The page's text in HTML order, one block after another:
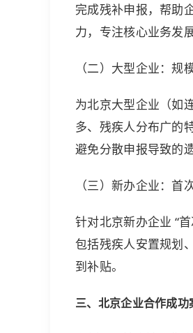
完成残补申报，帮助
力，专注核心业务发展
（二）大型企业：规
为北京大型企业（如
多、残疾人分布广的
避免分散申报导致的
（三）新办企业：首
针对北京新办企业 “
包括残疾人安置规划
到补贴。
三、北京企业合作成功